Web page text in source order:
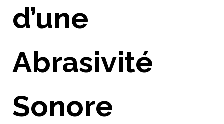
d’une
Abrasivité
Sonore